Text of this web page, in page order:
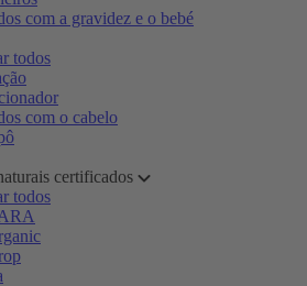
com a gravidez e o bebé
todos
com o cabelo
certificados
todos